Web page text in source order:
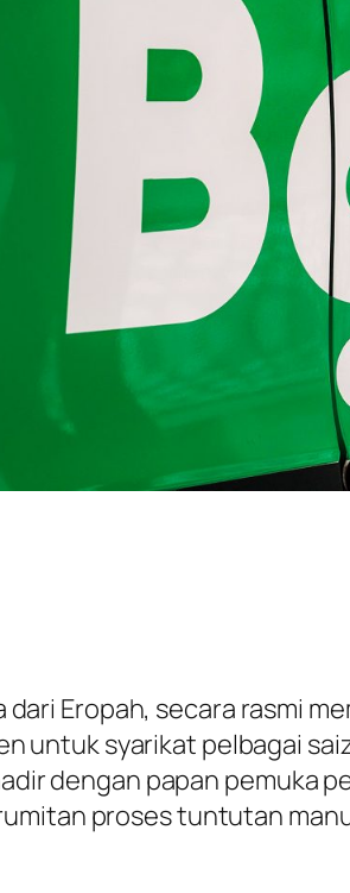
Eropah, secara rasmi
untuk syarikat pelbagai
dengan papan pemuka
proses tuntutan